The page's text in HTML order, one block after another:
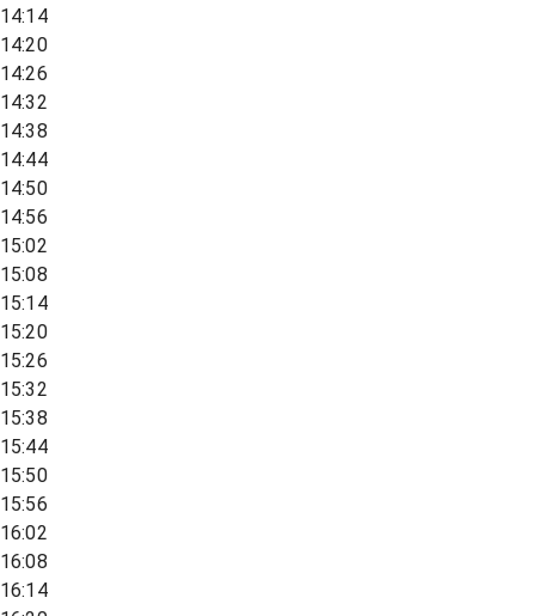
14:14
14:20
14:26
14:32
14:38
14:44
14:50
14:56
15:02
15:08
15:14
15:20
15:26
15:32
15:38
15:44
15:50
15:56
16:02
16:08
16:14